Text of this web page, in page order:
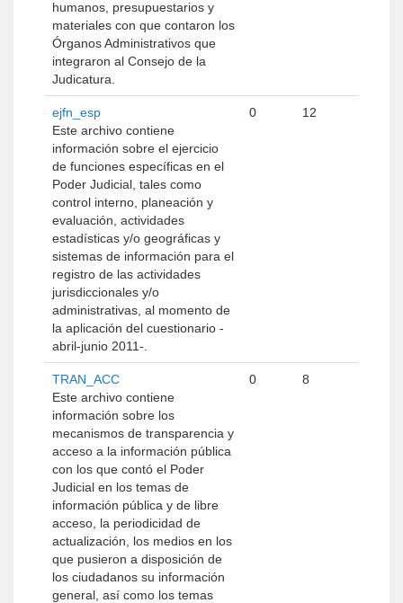
humanos, presupuestarios y
materiales con que contaron los
Órganos Administrativos que
integraron al Consejo de la
Judicatura.
ejfn_esp
Este archivo contiene
información sobre el ejercicio
de funciones específicas en el
Poder Judicial, tales como
control interno, planeación y
evaluación, actividades
estadísticas y/o geográficas y
sistemas de información para el
registro de las actividades
jurisdiccionales y/o
administrativas, al momento de
la aplicación del cuestionario -
abril-junio 2011-.
0 12
TRAN_ACC
Este archivo contiene
información sobre los
mecanismos de transparencia y
acceso a la información pública
con los que contó el Poder
Judicial en los temas de
información pública y de libre
acceso, la periodicidad de
actualización, los medios en los
que pusieron a disposición de
los ciudadanos su información
general, así como los temas
0 8